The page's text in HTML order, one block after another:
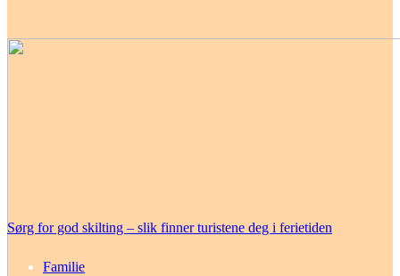
Sørg for god skilting – slik finner turistene deg i ferietiden
Familie